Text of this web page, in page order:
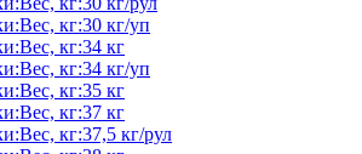
кг:30 кг/уп
кг:34 кг
кг:34 кг/уп
кг:35 кг
кг:37 кг
кг:37,5 кг/рул